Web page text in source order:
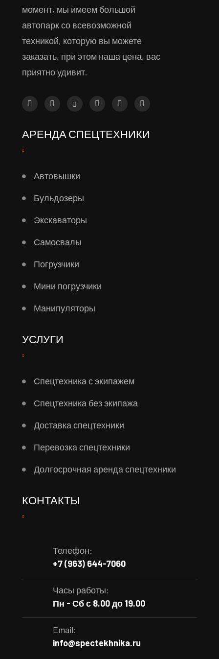
момент, мы имеем большой
автопарк со всевозможной
техникой, которую вы можете
заказать, при этом наша цена, вас
приятно удивит.
АРЕНДА СПЕЦТЕХНИКИ
Автовышки
Бульдозеры
Экскаваторы
Самосвалы
Погрузчики
Мини погрузчики
Манипуляторы
УСЛУГИ
Спецтехника с экипажем
Спецтехника без экипажа
Доставка спецтехники
Перевозка спецтехники
Долгосрочная аренда спецтехники
КОНТАКТЫ
Телефон:
+7 (963) 644-7060
Часы работы:
Пн - Сб с 8.00 до 19.00
Email:
info@spectekhnika.ru